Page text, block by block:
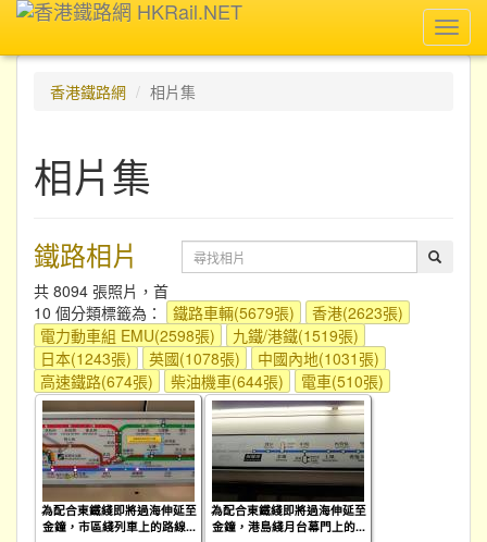
香港鐵路網
相片集
相片集
鐵路相片
共 8094 張照片，首
10 個分類標籤為：
鐵路車輛(5679張)
香港(2623張)
電力動車組 EMU(2598張)
九鐵/港鐵(1519張)
日本(1243張)
英國(1078張)
中國內地(1031張)
高速鐵路(674張)
柴油機車(644張) 電車(510張)
為配合東鐵綫即將過海伸延至
金鐘，市區綫列車上的路線...
為配合東鐵綫即將過海伸延至
金鐘，港島綫月台幕門上的...